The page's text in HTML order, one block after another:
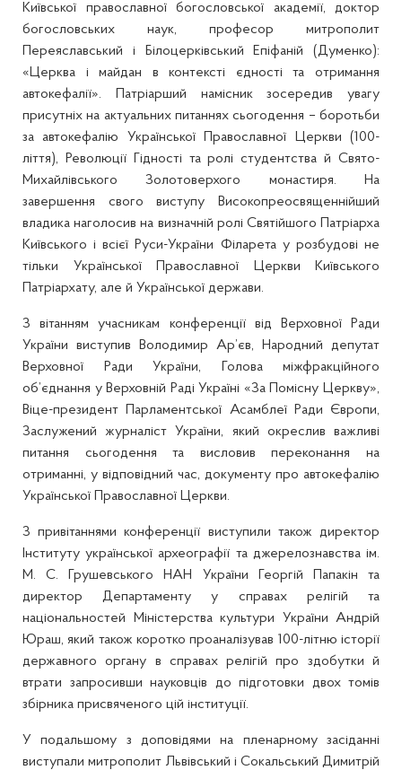
Київської православної богословської академії, доктор
богословських наук, професор митрополит
Переяславський і Білоцерківський Епіфаній (Думенко):
«Церква і майдан в контексті єдності та отримання
автокефалії». Патріарший намісник зосередив увагу
присутніх на актуальних питаннях сьогодення – боротьби
за автокефалію Української Православної Церкви (100-
ліття), Революції Гідності та ролі студентства й Свято-
Михайлівського Золотоверхого монастиря. На
завершення свого виступу Високопреосвященнійший
владика наголосив на визначній ролі Святійшого Патріарха
Київського і всієї Руси-України Філарета у розбудові не
тільки Української Православної Церкви Київського
Патріархату, але й Української держави.
З вітанням учасникам конференції від Верховної Ради
України виступив Володимир Ар’єв, Народний депутат
Верховної Ради України, Голова міжфракційного
об’єднання у Верховній Раді Україні «За Помісну Церкву»,
Віце-президент Парламентської Асамблеї Ради Європи,
Заслужений журналіст України, який окреслив важливі
питання сьогодення та висловив переконання на
отриманні, у відповідний час, документу про автокефалію
Української Православної Церкви.
З привітаннями конференції виступили також директор
Інституту української археографії та джерелознавства ім.
М. С. Грушевського НАН України Георгій Папакін та
директор Департаменту у справах релігій та
національностей Міністерства культури України Андрій
Юраш, який також коротко проаналізував 100-літню історії
державного органу в справах релігій про здобутки й
втрати запросивши науковців до підготовки двох томів
збірника присвяченого цій інституції.
У подальшому з доповідями на пленарному засіданні
виступали митрополит Львівський і Сокальський Димитрій